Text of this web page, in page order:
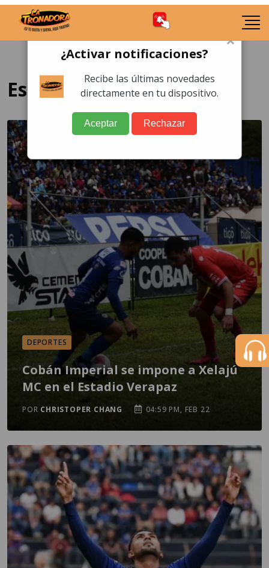
Estadio Verapaz
DEPORTES
Cobán Imperial se impone a Xelajú
MC en el Estadio Verapaz
POR CHRISTOPER CHANG 04:59 PM, FEB 22
×
¿Activar notificaciones?
Recibe las últimas novedades
directamente en tu dispositivo.
Aceptar Rechazar